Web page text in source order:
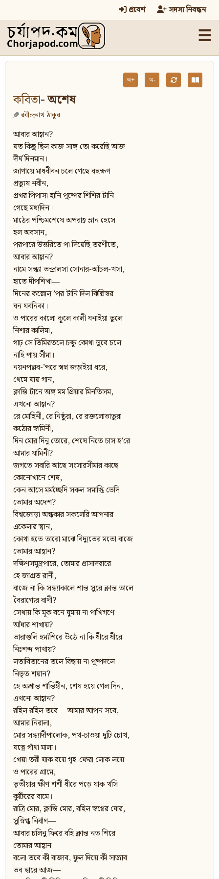
প্রবেশ সদস্য নিবন্ধন
☰
অ+ অ-
কবিতা- অশেষ
রবীন্দ্রনাথ ঠাকুর
আবার আহ্বান?
যত কিছু ছিল কাজ সাঙ্গ তাে করেছি আজ
দীর্ঘ দিনমান।
জাগায়ে মাধবীবন চলে গেছে বহুক্ষণ
প্রত্যুষ নবীন,
প্রখর পিপাসা হানি পুষ্পের শিশির টানি
গেছে মধ্যদিন।
মাঠের পশ্চিমশেষে অপরাহ্ণ ম্লান হেসে
হল অবসান,
পরপারে উত্তরিতে পা দিয়েছি তরণীতে,
আবার আহ্বান?
নামে সন্ধ্যা তন্দ্রালসা সােনার-আঁচল-খসা,
হাতে দীপশিখা―
দিনের কল্লোল ’পর টানি দিল ঝিল্লিস্বর
ঘন যবনিকা।
ও পারের কালাে কূলে কালী ঘনাইয়া তুলে
নিশার কালিমা,
গাঢ় সে তিমিরতলে চক্ষু কোথা ডুবে চলে
নাহি পায় সীমা।
নয়নপল্লব-’পরে স্বপ্ন জড়াইয়া ধরে,
থেমে যায় গান,
ক্লান্তি টানে অঙ্গ মম প্রিয়ার মিনতিসম,
এখনো আহ্বান?
রে মোহিনী, রে নিষ্ঠুরা, রে রক্তলোভাতুরা
কঠোর স্বামিনী,
দিন মোর দিনু তোরে, শেষে নিতে চাস হ’রে
আমার যামিনী?
জগতে সবারি আছে সংসারসীমার কাছে
কোনোখানে শেষ,
কেন আসে মর্মচ্ছেদি সকল সমাপ্তি ভেদি
তোমার অদেশ?
বিশ্বজোড়া অন্ধকার সকলেরি আপনার
একেলার স্থান,
কোথা হতে তারো মাঝে বিদ্যুতের মতো বাজে
তোমার আহ্বান?
দক্ষিণসমুদ্রপারে, তোমার প্রাসাদদ্বারে
হে জাগ্রত রানী,
বাজে না কি সন্ধ্যাকালে শান্ত সুরে ক্লান্ত তালে
বৈরাগ্যের বাণী?
সেথায় কি মূক বনে ঘুমায় না পাখিগণে
আঁধার শাখায়?
তারাগুলি হর্ম্যশিরে উঠে না কি ধীরে ধীরে
নিঃশব্দ পাখায়?
লতাবিতানের তলে বিছায় না পুষ্পদলে
নিভৃত শয়ান?
হে অশ্রান্ত শান্তিহীন, শেষ হয়ে গেল দিন,
এখনো আহ্বান?
রহিল রহিল তবে— আমার আপন সবে,
আমার নিরালা,
মোর সন্ধ্যাদীপালোক, পথ-চাওয়া দুটি চোখ,
যত্নে গাঁথা মালা।
খেয়া তরী যাক বয়ে গৃহ-ফেরা লোক লয়ে
ও পারের গ্রামে,
তৃতীয়ার ক্ষীণ শশী ধীরে পড়ে যাক খসি
কুটিরের বামে।
রাত্রি মোর, ক্লান্তি মোর, বহিল স্বপ্নের ঘোর,
সুস্নিগ্ধ নির্বাণ—
আবার চলিনু ফিরে বহি ক্লান্ত নত শিরে
তোমার আহ্বান।
বলো তবে কী বাজাব, ফুল দিয়ে কী সাজাব
তব দ্বারে আজ—